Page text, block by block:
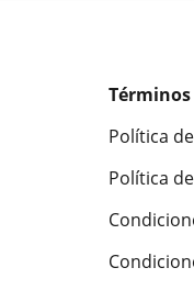
Política
Política